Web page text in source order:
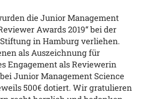
die Junior Management
Awards 2019“ bei der
in Hamburg verliehen.
als Auszeichnung für
Engagement als Reviewerin
Junior Management Science
500€ dotiert. Wir gratulieren